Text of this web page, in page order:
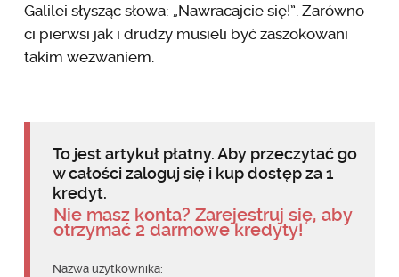
Galilei słysząc słowa: „Nawracajcie się!”. Zarówno
ci pierwsi jak i drudzy musieli być zaszokowani
takim wezwaniem.
To jest artykuł płatny. Aby przeczytać go
w całości zaloguj się i kup dostęp za 1
kredyt.
Nie masz konta? Zarejestruj się, aby
otrzymać 2 darmowe kredyty!
Nazwa użytkownika: